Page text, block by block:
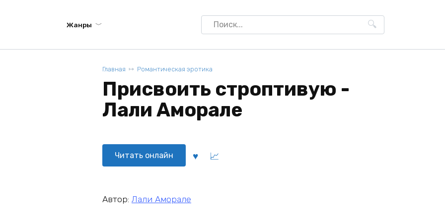
Жанры
Search
for:
Главная Романтическая эротика
Присвоить строптивую -
Лали Аморале
Читать онлайн
Автор: Лали Аморале